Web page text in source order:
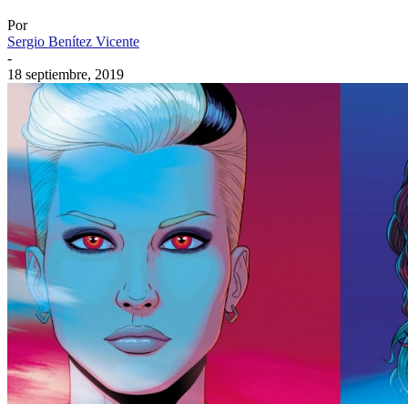
Por
Sergio Benítez Vicente
-
18 septiembre, 2019